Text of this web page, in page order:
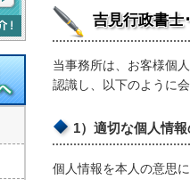
吉見行政書
当事務所は、お客様個
認識し、以下のように
1）適切な個人情
個人情報を本人の意思
方